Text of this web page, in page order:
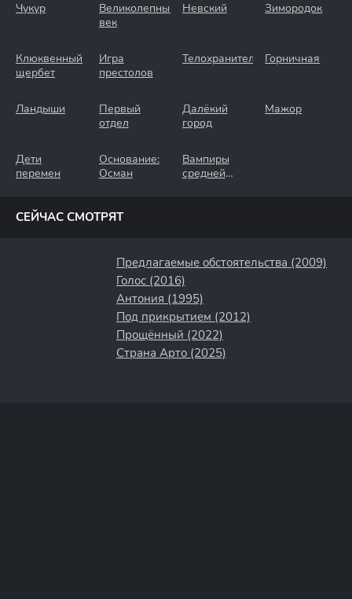
Чукур
Великолепный
век
Невский Зимородок
Клюквенный
щербет
Игра
престолов
Телохранители Горничная
Ландыши
Первый
отдел
Далёкий
город
Мажор
Дети
перемен
Основание:
Осман
Вампиры
средней
СЕЙЧАС СМОТРЯТ
Предлагаемые обстоятельства (2009)
Голос (2016)
Антония (1995)
Под прикрытием (2012)
Прощённый (2022)
Страна Арто (2025)